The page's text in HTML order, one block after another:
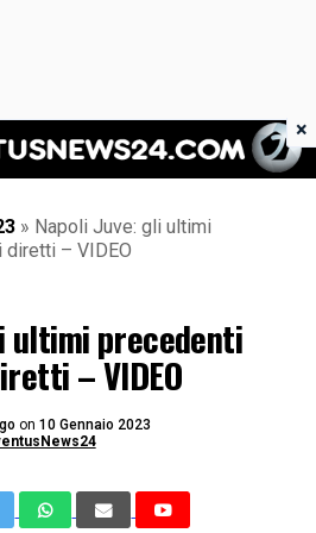
News 24
» Napoli Juve: gli ultimi
– VIDEO
ultimi precedenti
– VIDEO
on 10 Gennaio 2023
×